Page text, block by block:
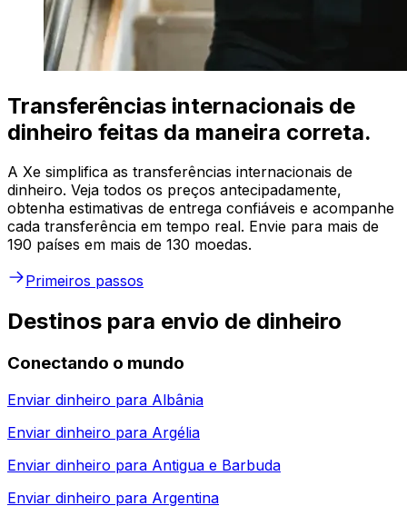
Transferências internacionais de
dinheiro feitas da maneira correta.
A Xe simplifica as transferências internacionais de
dinheiro. Veja todos os preços antecipadamente,
obtenha estimativas de entrega confiáveis e acompanhe
cada transferência em tempo real. Envie para mais de
190 países em mais de 130 moedas.
Primeiros passos
Destinos para envio de dinheiro
Conectando o mundo
Enviar dinheiro para Albânia
Enviar dinheiro para Argélia
Enviar dinheiro para Antigua e Barbuda
Enviar dinheiro para Argentina